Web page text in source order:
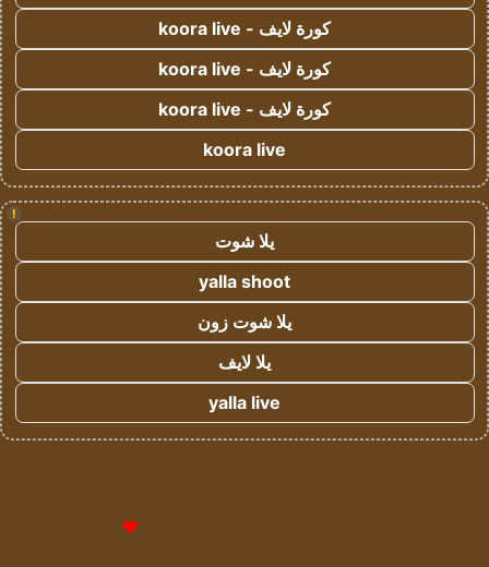
كورة لايف - koora live
كورة لايف - koora live
كورة لايف - koora live
koora live
!
يلا شوت
yalla shoot
يلا شوت زون
يلا لايف
yalla live